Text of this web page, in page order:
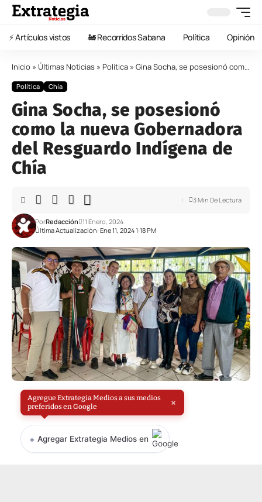
⚡️ Artículos vistos 🚂 Recorridos Sabana Política Opinión
Inicio » Últimas Noticias » Política » Gina Socha, se posesionó como la nueva Gobernadora del Resguardo Indígena de Chía
Política Chía
Gina Socha, se posesionó
como la nueva Gobernadora
del Resguardo Indígena de
Chía
Última Actualización: Ene 11, 2024 1:18 PM
PorRedacción 11 Enero, 2024
3 Min De Lectura
Agregue Extrategia Medios a sus medios
preferidos en Google
×
+ Agregar Extrategia Medios en